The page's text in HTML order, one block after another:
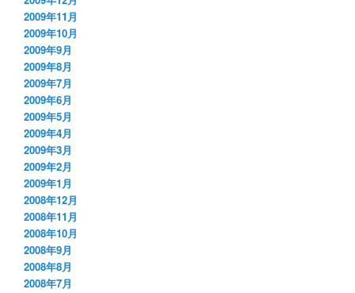
2009年11月
2009年10月
2009年9月
2009年8月
2009年7月
2009年6月
2009年5月
2009年4月
2009年3月
2009年2月
2009年1月
2008年12月
2008年11月
2008年10月
2008年9月
2008年8月
2008年7月